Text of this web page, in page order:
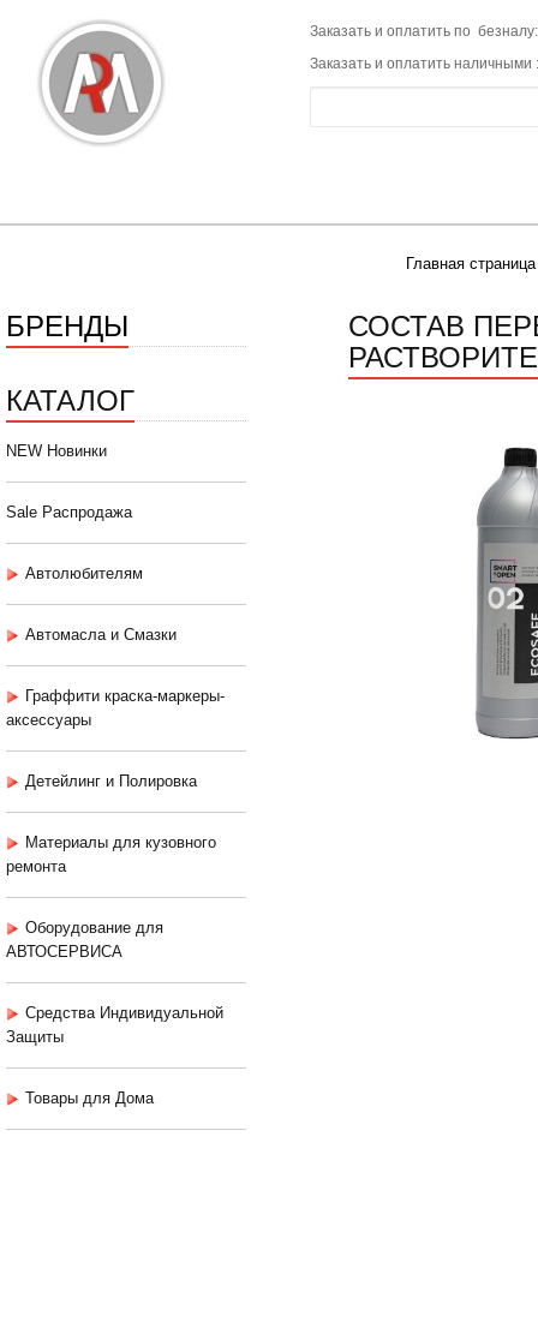
Заказать и оплатить по
Заказать и оплатить наличными
Главная страница
БРЕНДЫ
КАТАЛОГ
NEW Новинки
Sale Распродажа
Автолюбителям
Автомасла и Смазки
Граффити краска-маркеры-
аксессуары
Детейлинг и Полировка
Материалы для кузовного
ремонта
Оборудование для
АВТОСЕРВИСА
Средства Индивидуальной
Защиты
Товары для Дома
СОСТАВ